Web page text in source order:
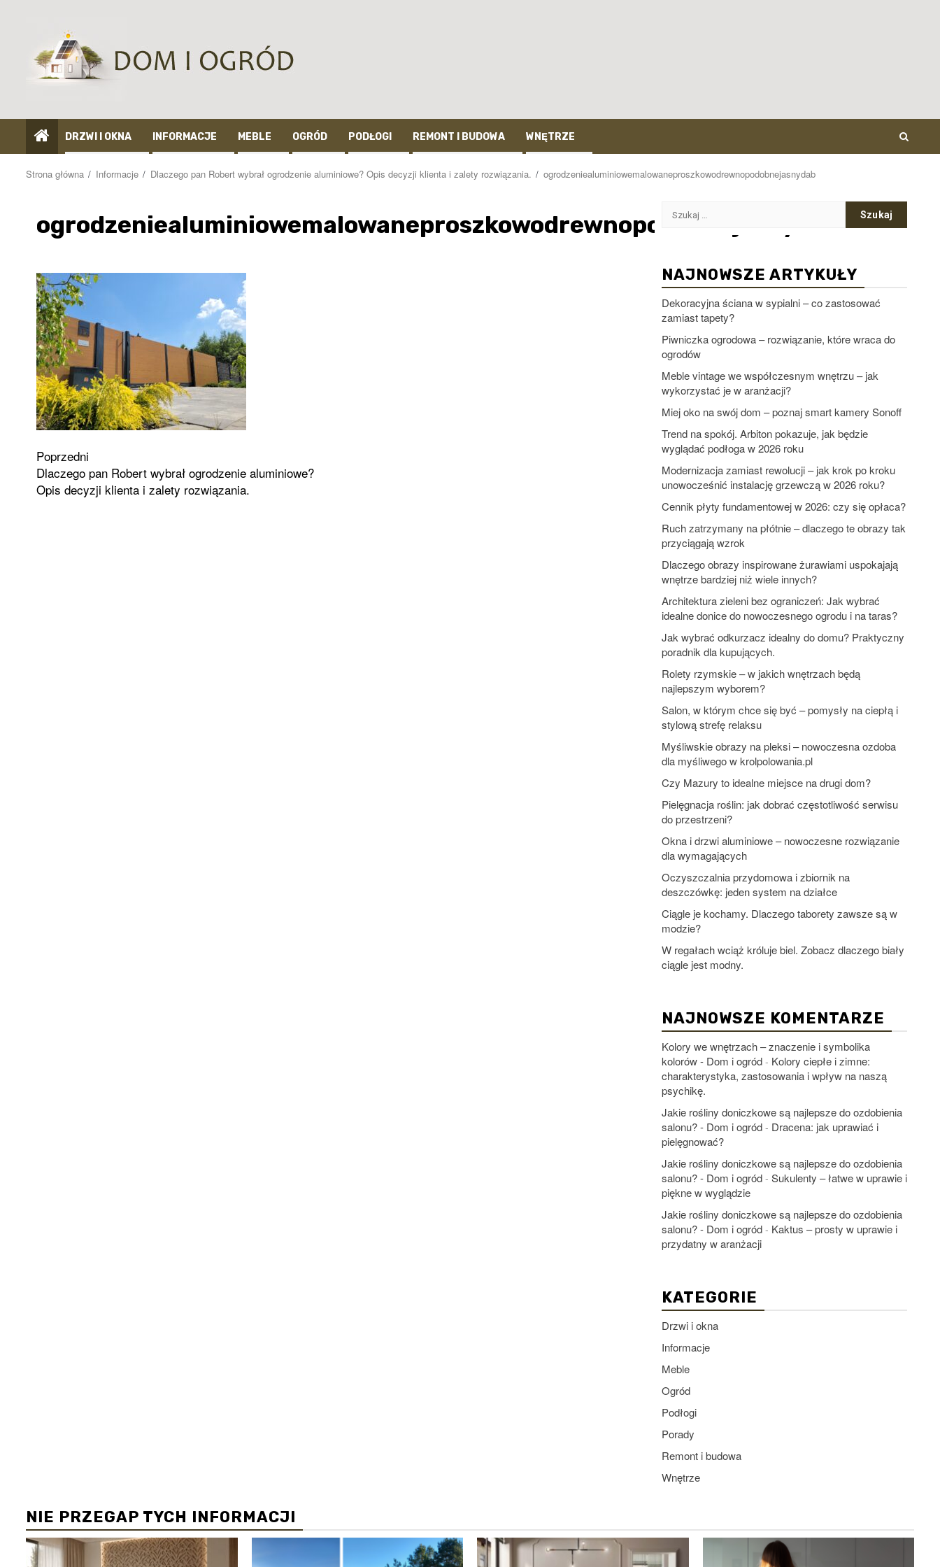
DRZWI I OKNA INFORMACJE MEBLE OGRÓD PODŁOGI REMONT I BUDOWA WNĘTRZE
Strona główna Informacje Dlaczego pan Robert wybrał ogrodzenie aluminiowe? Opis decyzji klienta i zalety rozwiązania. ogrodzeniealuminiowemalowaneproszkowodrewnopodobnejasnydab
ogrodzeniealuminiowemalowaneproszkowodrewnopodobnejasnydab
Zobacz
wpisy
Poprzedni
Dlaczego pan Robert wybrał ogrodzenie aluminiowe?
Opis decyzji klienta i zalety rozwiązania.
Szukaj:
NAJNOWSZE ARTYKUŁY
Dekoracyjna ściana w sypialni – co zastosować
zamiast tapety?
Piwniczka ogrodowa – rozwiązanie, które wraca do
ogrodów
Meble vintage we współczesnym wnętrzu – jak
wykorzystać je w aranżacji?
Miej oko na swój dom – poznaj smart kamery Sonoff
Trend na spokój. Arbiton pokazuje, jak będzie
wyglądać podłoga w 2026 roku
Modernizacja zamiast rewolucji – jak krok po kroku
unowocześnić instalację grzewczą w 2026 roku?
Cennik płyty fundamentowej w 2026: czy się opłaca?
Ruch zatrzymany na płótnie – dlaczego te obrazy tak
przyciągają wzrok
Dlaczego obrazy inspirowane żurawiami uspokajają
wnętrze bardziej niż wiele innych?
Architektura zieleni bez ograniczeń: Jak wybrać
idealne donice do nowoczesnego ogrodu i na taras?
Jak wybrać odkurzacz idealny do domu? Praktyczny
poradnik dla kupujących.
Rolety rzymskie – w jakich wnętrzach będą
najlepszym wyborem?
Salon, w którym chce się być – pomysły na ciepłą i
stylową strefę relaksu
Myśliwskie obrazy na pleksi – nowoczesna ozdoba
dla myśliwego w krolpolowania.pl
Czy Mazury to idealne miejsce na drugi dom?
Pielęgnacja roślin: jak dobrać częstotliwość serwisu
do przestrzeni?
Okna i drzwi aluminiowe – nowoczesne rozwiązanie
dla wymagających
Oczyszczalnia przydomowa i zbiornik na
deszczówkę: jeden system na działce
Ciągle je kochamy. Dlaczego taborety zawsze są w
modzie?
W regałach wciąż króluje biel. Zobacz dlaczego biały
ciągle jest modny.
NAJNOWSZE KOMENTARZE
Kolory we wnętrzach – znaczenie i symbolika
kolorów - Dom i ogród - Kolory ciepłe i zimne:
charakterystyka, zastosowania i wpływ na naszą
psychikę.
Jakie rośliny doniczkowe są najlepsze do ozdobienia
salonu? - Dom i ogród - Dracena: jak uprawiać i
pielęgnować?
Jakie rośliny doniczkowe są najlepsze do ozdobienia
salonu? - Dom i ogród - Sukulenty – łatwe w uprawie i
piękne w wyglądzie
Jakie rośliny doniczkowe są najlepsze do ozdobienia
salonu? - Dom i ogród - Kaktus – prosty w uprawie i
przydatny w aranżacji
KATEGORIE
Drzwi i okna
Informacje
Meble
Ogród
Podłogi
Porady
Remont i budowa
Wnętrze
NIE PRZEGAP TYCH INFORMACJI